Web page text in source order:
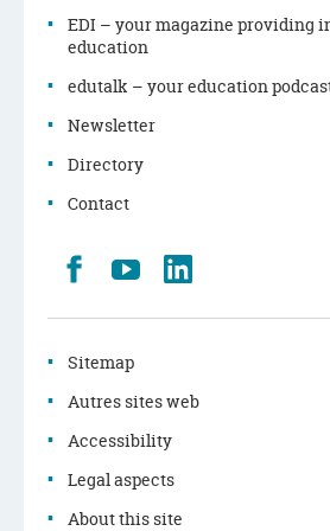
EDI – your magazine providing
education
edutalk – your education
Newsletter
Directory
Contact
Retrouvez
nous
Youtube
Sitemap
Autres sites web
Accessibility
Legal aspects
About this site